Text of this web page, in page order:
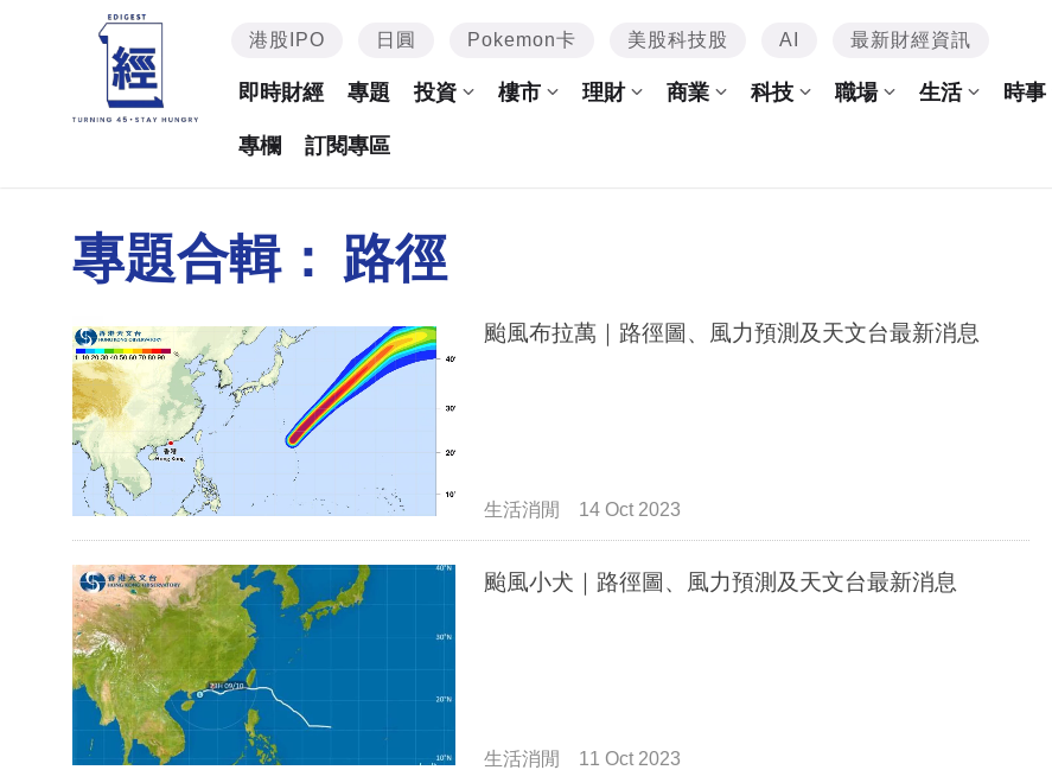
港股IPO 日圓 Pokemon卡 美股科技股 AI 最新財經資訊
即時財經 專題 投資 樓市 理財 商業 科技 職場 生活 時事
專欄 訂閱專區
專題合輯： 路徑
颱風布拉萬｜路徑圖、風力預測及天文台最新消息
生活消閒 14 Oct 2023
颱風小犬｜路徑圖、風力預測及天文台最新消息
生活消閒 11 Oct 2023